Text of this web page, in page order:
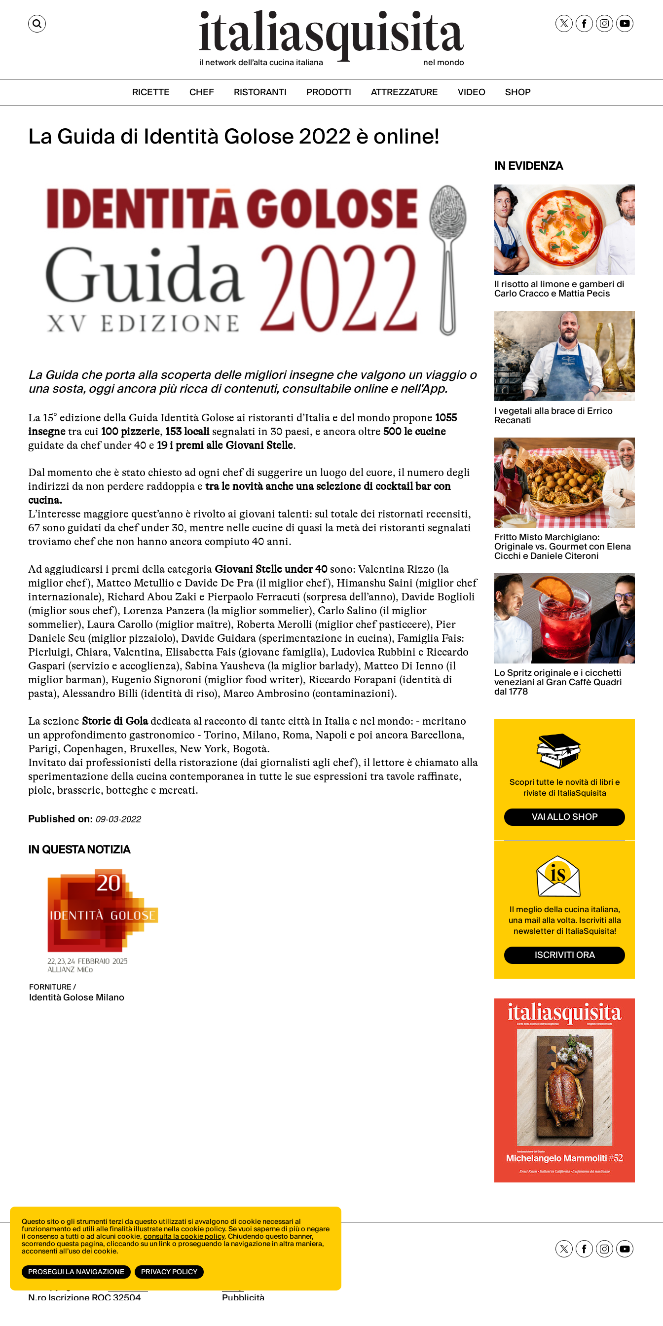
CERCA
il network dell’alta cucina italiana nel mondo
RICETTE CHEF RISTORANTI PRODOTTI ATTREZZATURE VIDEO SHOP
La Guida di Identità Golose 2022 è online!
La Guida che porta alla scoperta delle migliori insegne che valgono un viaggio o
una sosta, oggi ancora più ricca di contenuti, consultabile online e nell'App.
La 15° edizione della Guida Identità Golose ai ristoranti d’Italia e del mondo propone 1055
insegne tra cui 100 pizzerie, 153 locali segnalati in 30 paesi, e ancora oltre 500 le cucine
guidate da chef under 40 e 19 i premi alle Giovani Stelle.
Dal momento che è stato chiesto ad ogni chef di suggerire un luogo del cuore, il numero degli
indirizzi da non perdere raddoppia e tra le novità anche una selezione di cocktail bar con
cucina.
L’interesse maggiore quest’anno è rivolto ai giovani talenti: sul totale dei ristornati recensiti,
67 sono guidati da chef under 30, mentre nelle cucine di quasi la metà dei ristoranti segnalati
troviamo chef che non hanno ancora compiuto 40 anni.
Ad aggiudicarsi i premi della categoria Giovani Stelle under 40 sono: Valentina Rizzo (la
miglior chef), Matteo Metullio e Davide De Pra (il miglior chef), Himanshu Saini (miglior chef
internazionale), Richard Abou Zaki e Pierpaolo Ferracuti (sorpresa dell’anno), Davide Boglioli
(miglior sous chef), Lorenza Panzera (la miglior sommelier), Carlo Salino (il miglior
sommelier), Laura Carollo (miglior maître), Roberta Merolli (miglior chef pasticcere), Pier
Daniele Seu (miglior pizzaiolo), Davide Guidara (sperimentazione in cucina), Famiglia Fais:
Pierluigi, Chiara, Valentina, Elisabetta Fais (giovane famiglia), Ludovica Rubbini e Riccardo
Gaspari (servizio e accoglienza), Sabina Yausheva (la miglior barlady), Matteo Di Ienno (il
miglior barman), Eugenio Signoroni (miglior food writer), Riccardo Forapani (identità di
pasta), Alessandro Billi (identità di riso), Marco Ambrosino (contaminazioni).
La sezione Storie di Goladedicata al racconto di tante città in Italia e nel mondo: - meritano
un approfondimento gastronomico - Torino, Milano, Roma, Napoli e poi ancora Barcellona,
Parigi, Copenhagen, Bruxelles, New York, Bogotà.
Invitato dai professionisti della ristorazione (dai giornalisti agli chef), il lettore è chiamato alla
sperimentazione della cucina contemporanea in tutte le sue espressioni tra tavole raffinate,
piole, brasserie, botteghe e mercati.
Published on: 09-03-2022
IN QUESTA NOTIZIA
FORNITURE /
Identità Golose Milano
IN EVIDENZA
Il risotto al limone e gamberi di
Carlo Cracco e Mattia Pecis
I vegetali alla brace di Errico
Recanati
Fritto Misto Marchigiano:
Originale vs. Gourmet con Elena
Cicchi e Daniele Citeroni
Lo Spritz originale e i cicchetti
veneziani al Gran Caffè Quadri
dal 1778
Scopri tutte le novità di libri e
riviste di ItaliaSquisita
VAI ALLO SHOP
Il meglio della cucina italiana,
una mail alla volta. Iscriviti alla
newsletter di ItaliaSquisita!
ISCRIVITI ORA
© Copyright 2026.Vertical.it
N.ro Iscrizione ROC 32504
Shop
Pubblicità
Questo sito o gli strumenti terzi da questo utilizzati si avvalgono di cookie necessari al
funzionamento ed utili alle finalità illustrate nella cookie policy. Se vuoi saperne di più o negare
il consenso a tutti o ad alcuni cookie,consulta la cookie policy. Chiudendo questo banner,
scorrendo questa pagina, cliccando su un link o proseguendo la navigazione in altra maniera,
acconsenti all’uso dei cookie.
PROSEGUI LA NAVIGAZIONE
PRIVACY POLICY